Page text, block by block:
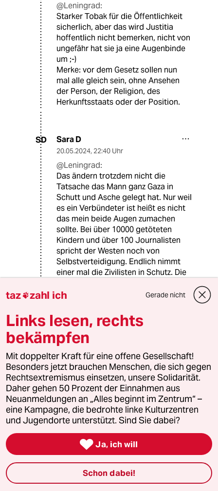
@Leningrad:
Starker Tobak für die Öffentlichkeit
sicherlich, aber das wird Justitia
hoffentlich nicht bemerken, nicht von
ungefähr hat sie ja eine Augenbinde
um ;-)
Merke: vor dem Gesetz sollen nun
mal alle gleich sein, ohne Ansehen
der Person, der Religion, des
Herkunftsstaats oder der Position.
SD Sara D
20.05.2024, 22:40 Uhr
@Leningrad:
Das ändern trotzdem nicht die
Tatsache das Mann ganz Gaza in
Schutt und Asche gelegt hat. Nur weil
es ein Verbündeter ist heißt es nicht
das mein beide Augen zumachen
sollte. Bei über 10000 getöteten
Kindern und über 100 Journalisten
spricht der Westen noch von
Selbstverteidigung. Endlich nimmt
einer mal die Zivilisten in Schutz. Die
nicht sondern redet immer noch von
nicht nicht nur Gaza Zivilisten
umgebracht werden sondern auch im
Westjordanland!
A Abdurchdiemitte
20.05.2024,14:52 Uhr
Da sich Israel eigentlich keinen Premier leisten
kann, der mit internationalem Haftbefehl
gesucht wird (und sein größter
innerparteilicher Konkurrent Gallant ebenfalls
davon betroffen ist), läuft wohl alles auf Benny
Gantz als neuen Ministerpräsidenten hinaus.
Dessen Partei liegt in den Umfragen sowieso
taz zahl ich Gerade nicht
Links lesen, rechts
bekämpfen
Mit doppelter Kraft für eine offene Gesellschaft!
Besonders jetzt brauchen Menschen, die sich gegen
Rechtsextremismus einsetzen, unsere Solidarität.
Daher gehen 50 Prozent der Einnahmen aus
Neuanmeldungen an „Alles beginnt im Zentrum“ –
eine Kampagne, die bedrohte linke Kulturzentren
und Jugendorte unterstützt. Sind Sie dabei?
 Ja, ich will
Schon dabei!